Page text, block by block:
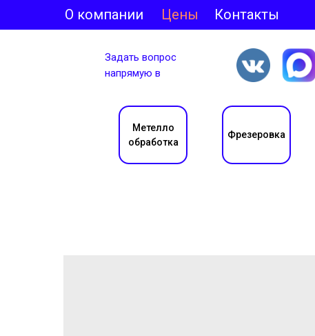
О компании Цены Контакты
Задать вопрос
напрямую в
Метелло
обработка
Фрезеровка